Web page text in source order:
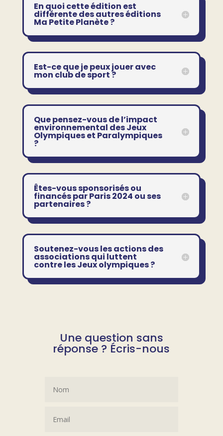
En quoi cette édition est
différente des autres éditions
Ma Petite Planète ?
Est-ce que je peux jouer avec
mon club de sport ?
Que pensez-vous de l’impact
environnemental des Jeux
Olympiques et Paralympiques
?
Êtes-vous sponsorisés ou
financés par Paris 2024 ou ses
partenaires ?
Soutenez-vous les actions des
associations qui luttent
contre les Jeux olympiques ?
Une question sans
réponse ? Écris-nous